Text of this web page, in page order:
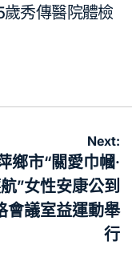
歲秀傳醫院體檢
Next:
鄉市“關愛巾幗·
”女性安康公到
會議室益運動舉
行